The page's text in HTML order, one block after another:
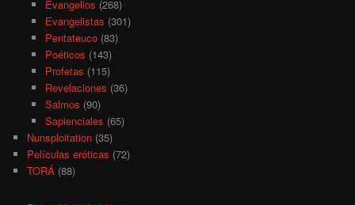
Evangelios (268)
Evangelistas (301)
Pentateuco(83)
Poéticos (143)
Profetas (115)
Revelaciones (36)
Salmos (90)
Sapienciales (65)
Nunsploitation (35)
Películas eróticas (72)
TORÁ (88)